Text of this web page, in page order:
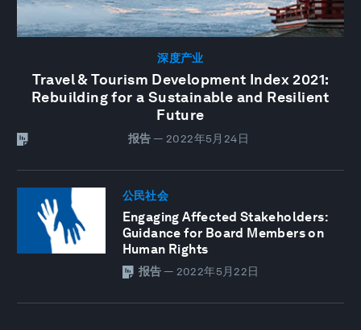
深度产业
Travel & Tourism Development Index 2021:
Rebuilding for a Sustainable and Resilient
Future
报告 — 2022年5月24日
公民社会
Engaging Affected Stakeholders:
Guidance for Board Members on
Human Rights
报告 — 2022年5月22日